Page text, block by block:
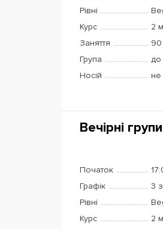
Рівні
Курс
2
Заняття
90
Група
до
Носій
не
Вечірні групи
Початок
Графік
3
Рівні
Курс
2